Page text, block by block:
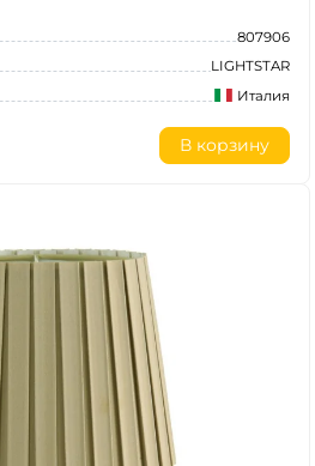
807906
LIGHTSTAR
Италия
В корзину